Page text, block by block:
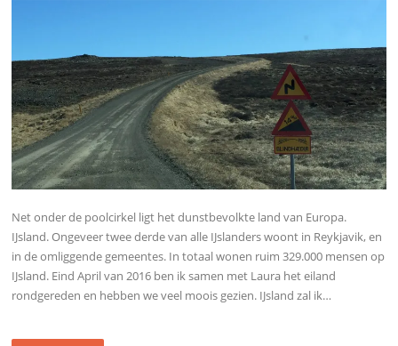
Net onder de poolcirkel ligt het dunstbevolkte land van Europa.
IJsland. Ongeveer twee derde van alle IJslanders woont in Reykjavik, en
in de omliggende gemeentes. In totaal wonen ruim 329.000 mensen op
IJsland. Eind April van 2016 ben ik samen met Laura het eiland
rondgereden en hebben we veel moois gezien. IJsland zal ik…